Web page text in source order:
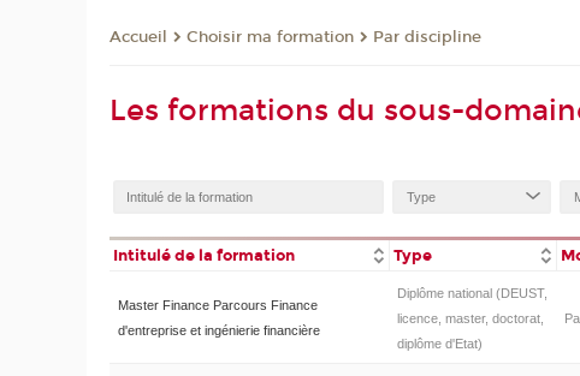
Accueil Choisir ma formation Par discipline
Les formations du sous-
Intitulé de la formation Type
Master Finance Parcours Finance
d'entreprise et ingénierie financière
Diplôme national (DEUST,
licence, master, doctorat,
diplôme d'Etat)